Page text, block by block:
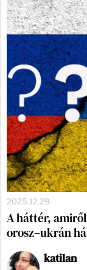
2025.12.29.
A háttér,
orosz–ukrán
katilan